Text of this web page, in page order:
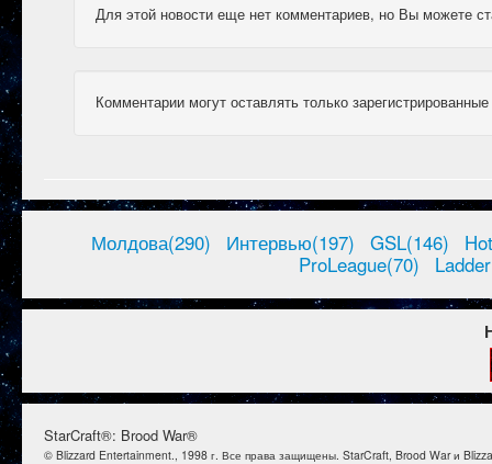
Для этой новости еще нет комментариев, но Вы можете
Комментарии могут оставлять только
Молдова(290) Интервью(197) GSL(146)
ProLeague(70)
StarCraft®: Brood War®
© Blizzard Entertainment., 1998 г. Все права защищены. StarCraft, Brood War и